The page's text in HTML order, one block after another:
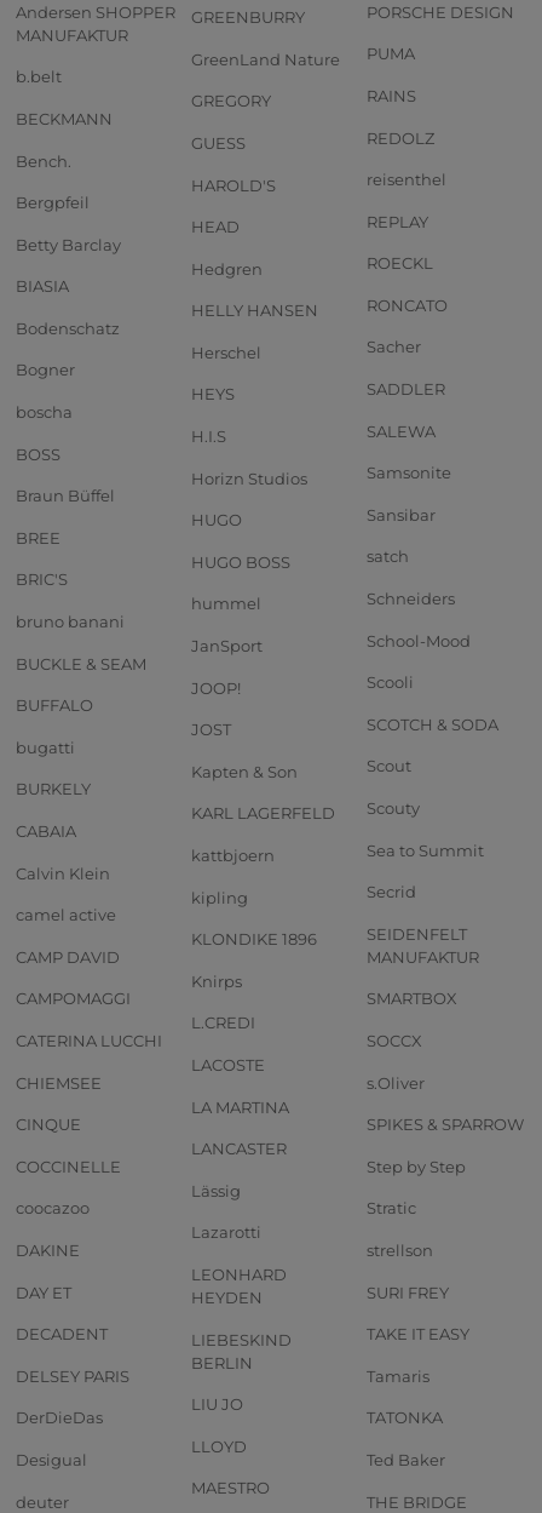
Andersen SHOPPER
MANUFAKTUR
b.belt
BECKMANN
Bench.
Bergpfeil
Betty Barclay
BIASIA
Bodenschatz
Bogner
boscha
BOSS
Braun Büffel
BREE
BRIC'S
bruno banani
BUCKLE & SEAM
BUFFALO
bugatti
BURKELY
CABAIA
Calvin Klein
camel active
CAMP DAVID
CAMPOMAGGI
CATERINA LUCCHI
CHIEMSEE
CINQUE
COCCINELLE
coocazoo
DAKINE
DAY ET
DECADENT
DELSEY PARIS
DerDieDas
Desigual
deuter
GREENBURRY
GreenLand Nature
GREGORY
GUESS
HAROLD'S
HEAD
Hedgren
HELLY HANSEN
Herschel
HEYS
H.I.S
Horizn Studios
HUGO
HUGO BOSS
hummel
JanSport
JOOP!
JOST
Kapten & Son
KARL LAGERFELD
kattbjoern
kipling
KLONDIKE 1896
Knirps
L.CREDI
LACOSTE
LA MARTINA
LANCASTER
Lässig
Lazarotti
LEONHARD
HEYDEN
LIEBESKIND
BERLIN
LIU JO
LLOYD
MAESTRO
PORSCHE DESIGN
PUMA
RAINS
REDOLZ
reisenthel
REPLAY
ROECKL
RONCATO
Sacher
SADDLER
SALEWA
Samsonite
Sansibar
satch
Schneiders
School-Mood
Scooli
SCOTCH & SODA
Scout
Scouty
Sea to Summit
Secrid
SEIDENFELT
MANUFAKTUR
SMARTBOX
SOCCX
s.Oliver
SPIKES & SPARROW
Step by Step
Stratic
strellson
SURI FREY
TAKE IT EASY
Tamaris
TATONKA
Ted Baker
THE BRIDGE